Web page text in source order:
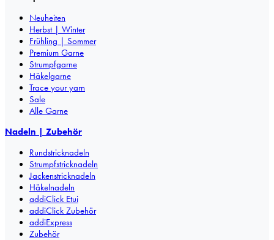
Neuheiten
Herbst | Winter
Frühling | Sommer
Premium Garne
Strumpfgarne
Häkelgarne
Trace your yarn
Sale
Alle Garne
Nadeln | Zubehör
Rundstricknadeln
Strumpfstricknadeln
Jackenstricknadeln
Häkelnadeln
addiClick Etui
addiClick Zubehör
addiExpress
Zubehör